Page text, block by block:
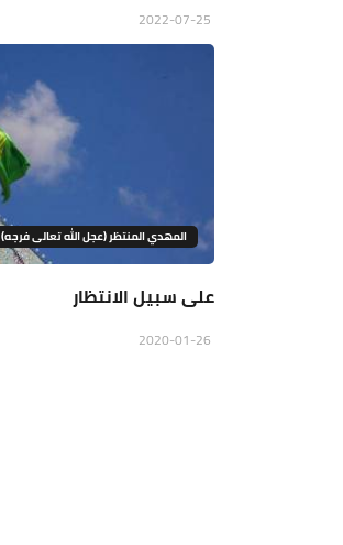
المهدي المنتظر (عجل الله تعالى فرجه)
على سبيل الانتظار